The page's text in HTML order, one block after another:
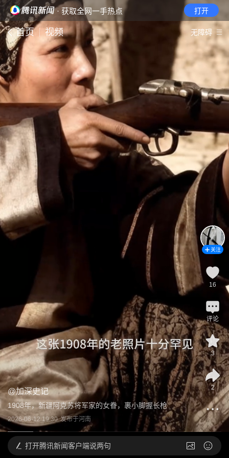
· 获取全网一手热点 打开
首页 视频 无障碍
@加深史记
1908年，新疆阿克苏将军家的女眷，裹小脚握长枪
2026-06-12 19:30 发布于河南
关注
16
评论
3
2
打开腾讯新闻客户端说两句